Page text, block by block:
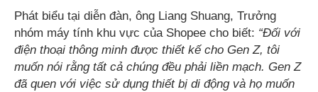
Phát biểu tại diễn đàn, ông Liang Shuang, Trưởng
nhóm máy tính khu vực của Shopee cho biết: “Đối với
điện thoại thông minh được thiết kế cho Gen Z, tôi
muốn nói rằng tất cả chúng đều phải liền mạch. Gen Z
đã quen với việc sử dụng thiết bị di động và họ muốn